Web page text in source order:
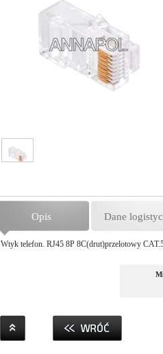
Opis Dane
Wtyk telefon. RJ45 8P 8C(drut)przelotowy